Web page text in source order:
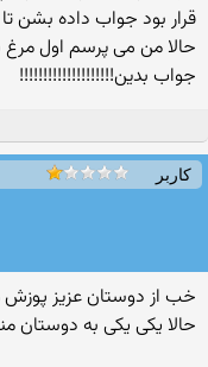
قرار بود جواب داده بشن
حالا من می پرسم اول مرغ
جواب بدین!!!!!!!!!!!!!!!!!!!!
کاربر
خب از دوستان عزیز پوزش
حالا یكی یكی به دوستان